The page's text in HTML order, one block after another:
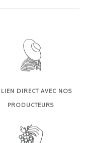
DIRECT AVEC NOS
PRODUCTEURS